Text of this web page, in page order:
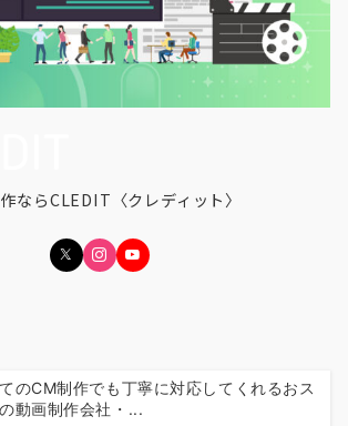
ならCLEDIT〈クレディット〉
のCM制作でも丁寧に対応してくれるおス
動画制作会社・...